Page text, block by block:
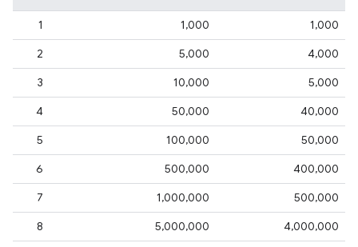
1 1,000
1,000
2
5,000
4,000
3
10,000
5,000
4
50,000
40,000
5
100,000
50,000
6
500,000
400,000
7
1,000,000
500,000
8
5,000,000
4,000,000